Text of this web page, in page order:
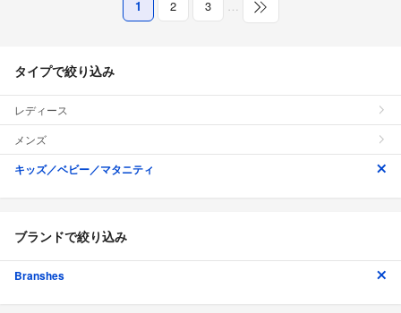
1 2 3 …
タイプで絞り込み
レディース
メンズ
キッズ／ベビー／マタニティ
ブランドで絞り込み
Branshes